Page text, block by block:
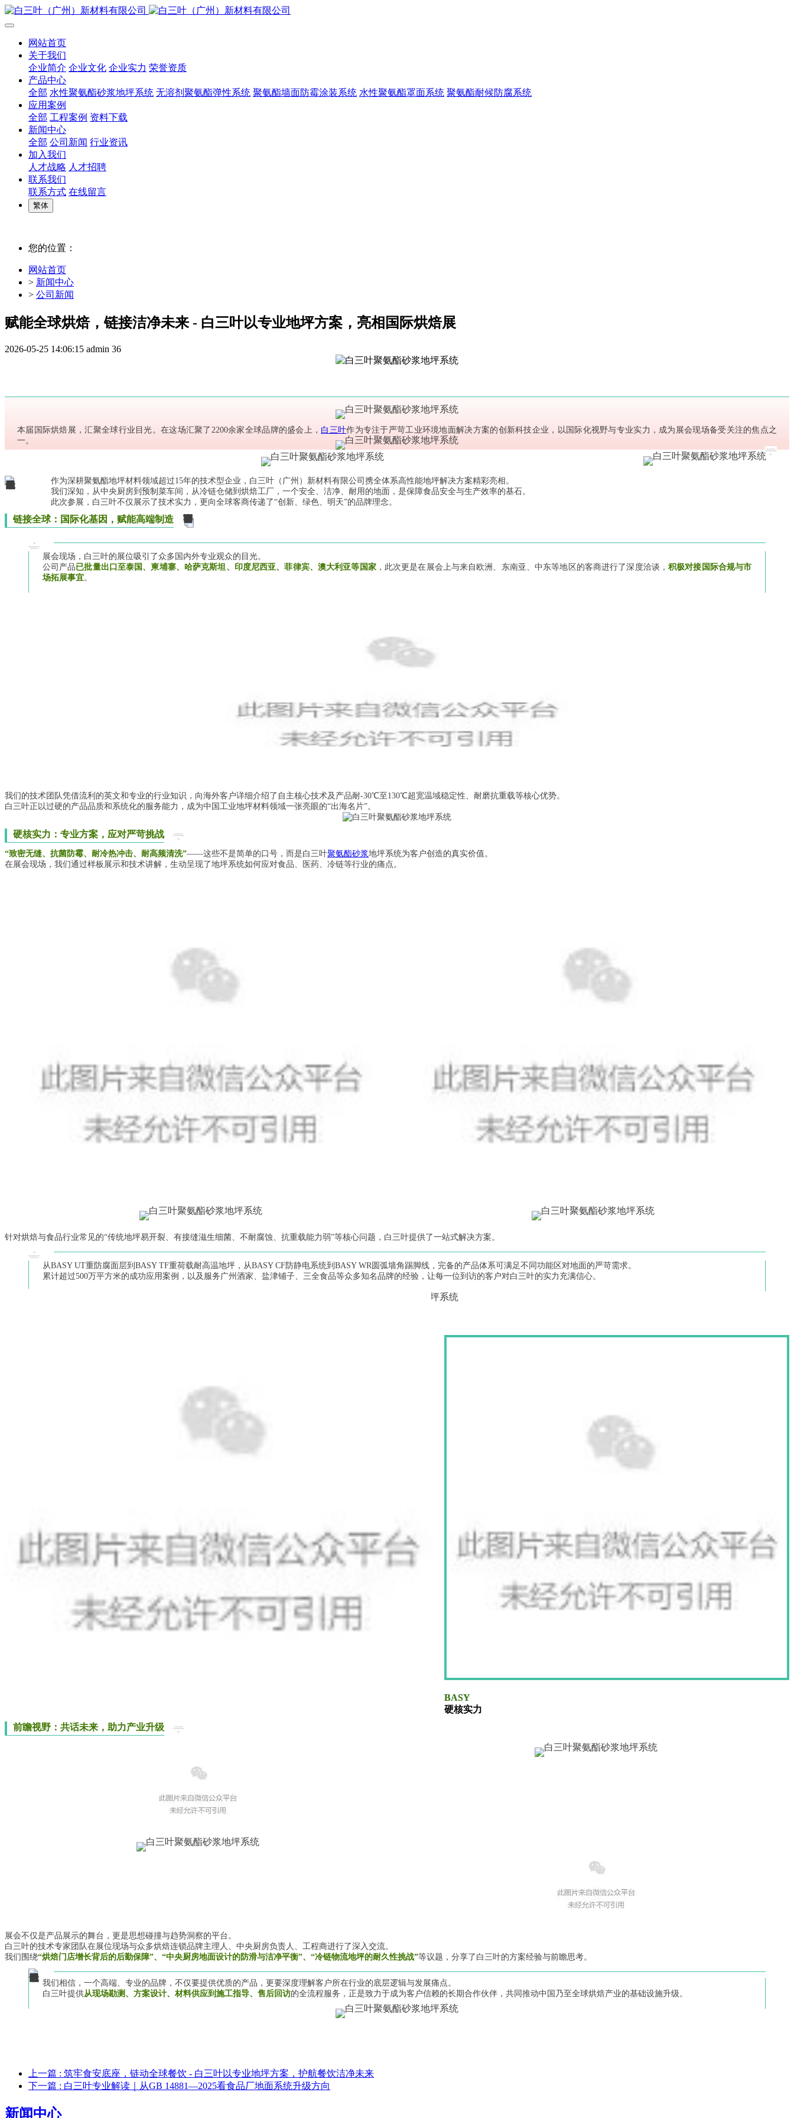
网站首页
关于我们
企业简介 企业文化 企业实力 荣誉资质
产品中心
全部 水性聚氨酯砂浆地坪系统 无溶剂聚氨酯弹性系统 聚氨酯墙面防霉涂装系统 水性聚氨酯罩面系统 聚氨酯耐候防腐系统
应用案例
全部 工程案例 资料下载
新闻中心
全部 公司新闻 行业资讯
加入我们
人才战略 人才招聘
联系我们
联系方式 在线留言
繁体
您的位置：
网站首页
> 新闻中心
> 公司新闻
赋能全球烘焙，链接洁净未来 - 白三叶以专业地坪方案，亮相国际烘焙展
2026-05-25 14:06:15 admin 36
本届国际烘焙展，汇聚全球行业目光。在这场汇聚了2200余家全球品牌的盛会上， 白三叶作为专注于严苛工业环境地面解决方案的创新科技企业，以国际化视野与专业实力，成为展会现场备受关注的焦点之
一。
作为深耕聚氨酯地坪材料领域超过15年的技术型企业，白三叶（广州）新材料有限公司携全体系高性能地坪解决方案精彩亮相。
我们深知，从中央厨房到预制菜车间，从冷链仓储到烘焙工厂，一个安全、洁净、耐用的地面，是保障食品安全与生产效率的基石。
此次参展，白三叶不仅展示了技术实力，更向全球客商传递了“创新、绿色、明天”的品牌理念。
链接全球：国际化基因，赋能高端制造
展会现场，白三叶的展位吸引了众多国内外专业观众的目光。
公司产品已批量出口至泰国、柬埔寨、哈萨克斯坦、印度尼西亚、菲律宾、澳大利亚等国家，此次更是在展会上与来自欧洲、东南亚、中东等地区的客商进行了深度洽谈，积极对接国际合规与市
场拓展事宜。
我们的技术团队凭借流利的英文和专业的行业知识，向海外客户详细介绍了自主核心技术及产品耐-30℃至130℃超宽温域稳定性、耐磨抗重载等核心优势。
白三叶正以过硬的产品品质和系统化的服务能力，成为中国工业地坪材料领域一张亮眼的“出海名片”。
硬核实力：专业方案，应对严苛挑战
“致密无缝、抗菌防霉、耐冷热冲击、耐高频清洗”——这些不是简单的口号，而是白三叶聚氨酯砂浆地坪系统为客户创造的真实价值。
在展会现场，我们通过样板展示和技术讲解，生动呈现了地坪系统如何应对食品、医药、冷链等行业的痛点。
针对烘焙与食品行业常见的“传统地坪易开裂、有接缝滋生细菌、不耐腐蚀、抗重载能力弱”等核心问题，白三叶提供了一站式解决方案。
从BASY UT重防腐面层到BASY TF重荷载耐高温地坪，从BASY CF防静电系统到BASY WR圆弧墙角踢脚线，完备的产品体系可满足不同功能区对地面的严苛需求。
累计超过500万平方米的成功应用案例，以及服务广州酒家、盐津铺子、三全食品等众多知名品牌的经验，让每一位到访的客户对白三叶的实力充满信心。
BASY
硬核实力
前瞻视野：共话未来，助力产业升级
展会不仅是产品展示的舞台，更是思想碰撞与趋势洞察的平台。
白三叶的技术专家团队在展位现场与众多烘焙连锁品牌主理人、中央厨房负责人、工程商进行了深入交流。
我们围绕“烘焙门店增长背后的后勤保障”、“中央厨房地面设计的防滑与洁净平衡”、“冷链物流地坪的耐久性挑战”等议题，分享了白三叶的方案经验与前瞻思考。
我们相信，一个高端、专业的品牌，不仅要提供优质的产品，更要深度理解客户所在行业的底层逻辑与发展痛点。
白三叶提供从现场勘测、方案设计、材料供应到施工指导、售后回访的全流程服务，正是致力于成为客户信赖的长期合作伙伴，共同推动中国乃至全球烘焙产业的基础设施升级。
上一篇 : 筑牢食安底座，链动全球餐饮 - 白三叶以专业地坪方案，护航餐饮洁净未来
下一篇 : 白三叶专业解读｜从GB 14881—2025看食品厂地面系统升级方向
新闻中心